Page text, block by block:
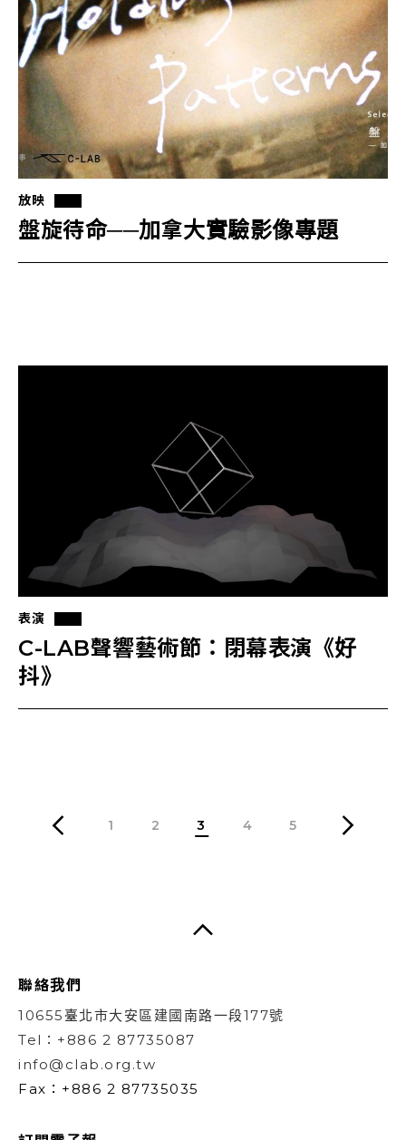
放映
盤旋待命──加拿大實驗影像專題
表演
C-LAB聲響藝術節：閉幕表演《好
抖》
1 2 3 4 5
聯絡我們
10655臺北市大安區建國南路一段177號
Tel：+886 2 87735087
info@clab.org.tw
Fax：+886 2 87735035